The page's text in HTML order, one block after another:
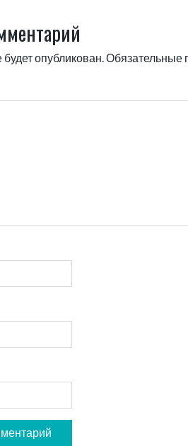
опубликован.Обязательные